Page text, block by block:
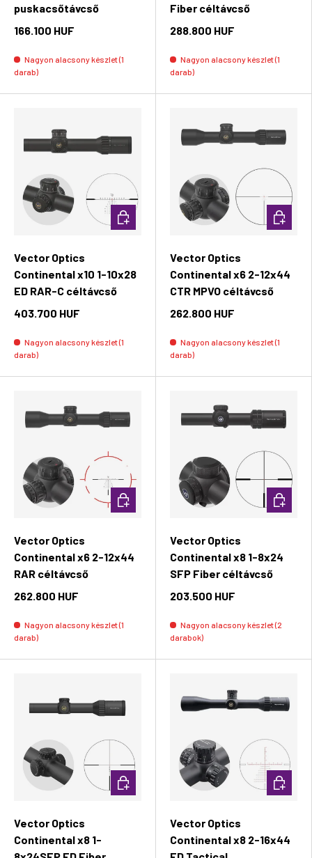
puskacsőtávcső
166.100 HUF
Nagyon alacsony készlet (1
darab)
Fiber céltávcső
288.800 HUF
Nagyon alacsony készlet (1
darab)
Vector Optics
Continental x10 1-10x28
ED RAR-C céltávcső
403.700 HUF
Nagyon alacsony készlet (1
darab)
Kosárba rakás
Vector Optics
Continental x6 2-12x44
CTR MPVO céltávcső
262.800 HUF
Nagyon alacsony készlet (1
darab)
Vector Optics
Continental x6 2-12x44
RAR céltávcső
262.800 HUF
Nagyon alacsony készlet (1
darab)
Kosárba rakás
Vector Optics
Continental x8 1-8x24
SFP Fiber céltávcső
203.500 HUF
Nagyon alacsony készlet (2
darabok)
Vector Optics
Continental x8 1-
Kosárba rakás
Vector Optics
Continental x8 2-16x44